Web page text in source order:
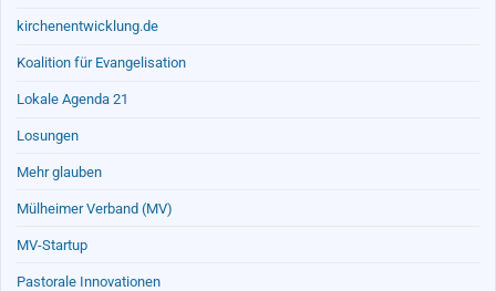
kirchenentwicklung.de
Koalition für Evangelisation
Lokale Agenda 21
Losungen
Mehr glauben
Mülheimer Verband (MV)
MV-Startup
Pastorale Innovationen